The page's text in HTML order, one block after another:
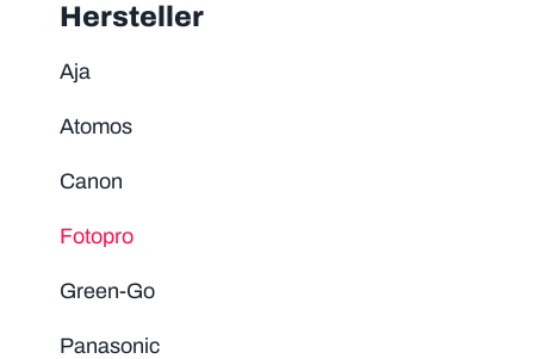
Hersteller
Aja
Atomos
Canon
Fotopro
Green-Go
Panasonic